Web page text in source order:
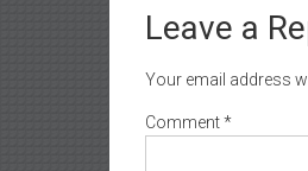
Leave a
Your email address
Comment*